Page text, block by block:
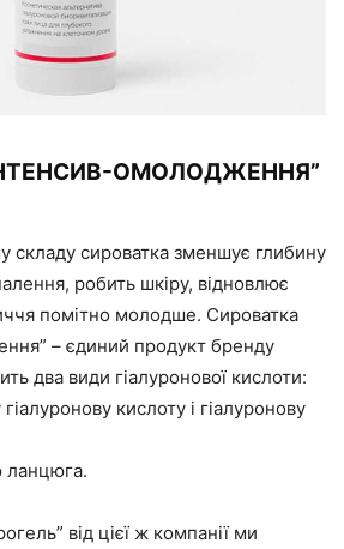
ОМОЛОДЖЕННЯ”
складу сироватка зменшує глибину
робить шкіру, відновлює
помітно молодше. Сироватка
– єдиний продукт бренду
два види гіалуронової кислоти:
кислоту і гіалуронову
ланцюга.
від цієї ж компанії ми